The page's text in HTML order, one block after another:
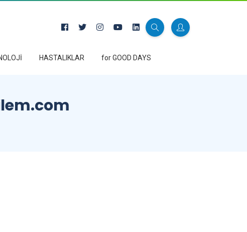
HASTALIKLAR for GOOD DAYS